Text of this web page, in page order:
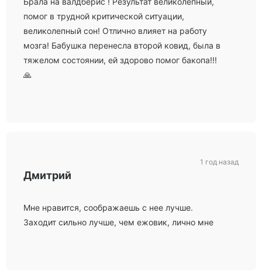
помог в трудной критической ситуации,
великолепный сон! Отлично влияет на работу
мозга! Бабушка перенесла второй ковид, была в
тяжелом состоянии, ей здорово помог бакопа!!!
🙏
Дмитрий
Мне нравится, соображаешь с нее лучше.
Заходит сильно лучше, чем ежовик, лично мне
1 год назад